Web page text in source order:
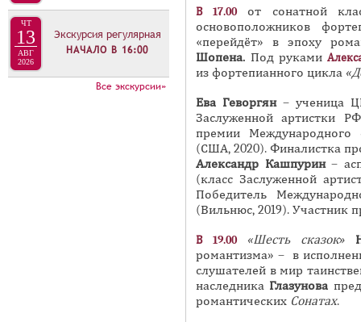
В 17.00 от сонатной
основоположников
«перейдёт» в эпоху
Шопена. Под руками
из фортепианного цикла
Ева Геворгян – ученица
Заслуженной артистки
премии Международного
(США, 2020). Финалистка
Александр Кашпурин –
(класс Заслуженной
Победитель
(Вильнюс, 2019). Участник
В 19.00 «Шесть сказок»
романтизма» – в
слушателей в мир
наследника Глазунова
романтических Сонатах.
ЧТ
13
АВГ
2026
Экскурсия регулярная
НАЧАЛО В 16:00
Все экскурсии»